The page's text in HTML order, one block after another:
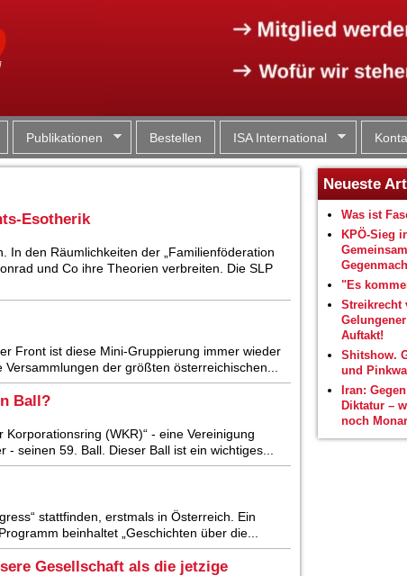
Publikationen Bestellen ISA International
Esotherik
In den Räumlichkeiten der „Familienföderation
und Co ihre Theorien verbreiten. Die SLP
Front ist diese Mini-Gruppierung immer wieder
der größten österreichischen...
Ball?
(WKR)“ - eine Vereinigung
seinen 59. Ball. Dieser Ball ist ein wichtiges...
stattfinden, erstmals in Österreich. Ein
beinhaltet „Geschichten über die...
Gesellschaft als die jetzige
Neueste
Was ist
KPÖ-Sieg
"Es
Streikrecht
Auftakt!
Shitshow.
und
Iran:
Diktatur –
noch